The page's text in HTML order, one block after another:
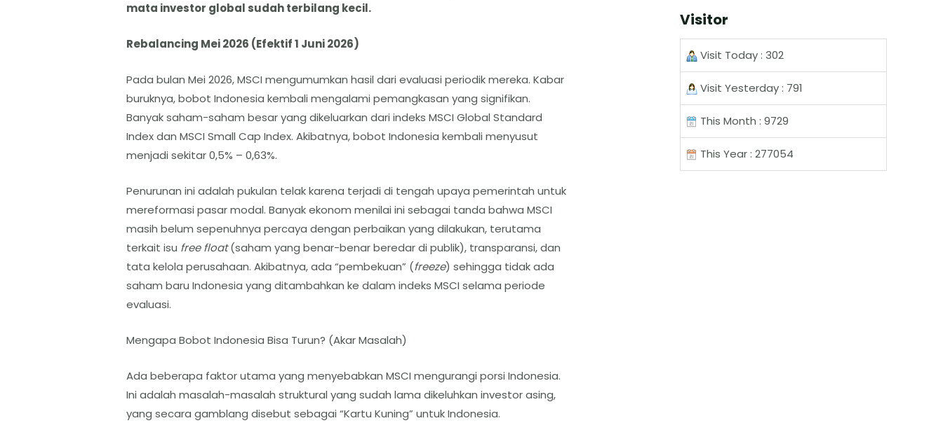
mata investor global sudah terbilang kecil.
Rebalancing Mei 2026 (Efektif 1 Juni 2026)
Pada bulan Mei 2026, MSCI mengumumkan hasil dari evaluasi periodik mereka. Kabar
buruknya, bobot Indonesia kembali mengalami pemangkasan yang signifikan.
Banyak saham-saham besar yang dikeluarkan dari indeks MSCI Global Standard
Index dan MSCI Small Cap Index. Akibatnya, bobot Indonesia kembali menyusut
menjadi sekitar 0,5% – 0,63%.
Penurunan ini adalah pukulan telak karena terjadi di tengah upaya pemerintah untuk
mereformasi pasar modal. Banyak ekonom menilai ini sebagai tanda bahwa MSCI
masih belum sepenuhnya percaya dengan perbaikan yang dilakukan, terutama
terkait isu free float(saham yang benar-benar beredar di publik), transparansi, dan
tata kelola perusahaan. Akibatnya, ada “pembekuan” (freeze) sehingga tidak ada
saham baru Indonesia yang ditambahkan ke dalam indeks MSCI selama periode
evaluasi.
Mengapa Bobot Indonesia Bisa Turun? (Akar Masalah)
Ada beberapa faktor utama yang menyebabkan MSCI mengurangi porsi Indonesia.
Ini adalah masalah-masalah struktural yang sudah lama dikeluhkan investor asing,
yang secara gamblang disebut sebagai “Kartu Kuning” untuk Indonesia.
Visitor
Visit Today : 302
Visit Yesterday : 791
This Month : 9729
This Year : 277054